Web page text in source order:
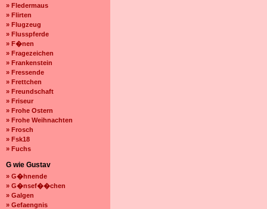
» Fledermaus
» Flirten
» Flugzeug
» Flusspferde
» F�nen
» Fragezeichen
» Frankenstein
» Fressende
» Frettchen
» Freundschaft
» Friseur
» Frohe Ostern
» Frohe Weihnachten
» Frosch
» Fsk18
» Fuchs
G wie Gustav
» G�hnende
» G�nsef��chen
» Galgen
» Gefaengnis